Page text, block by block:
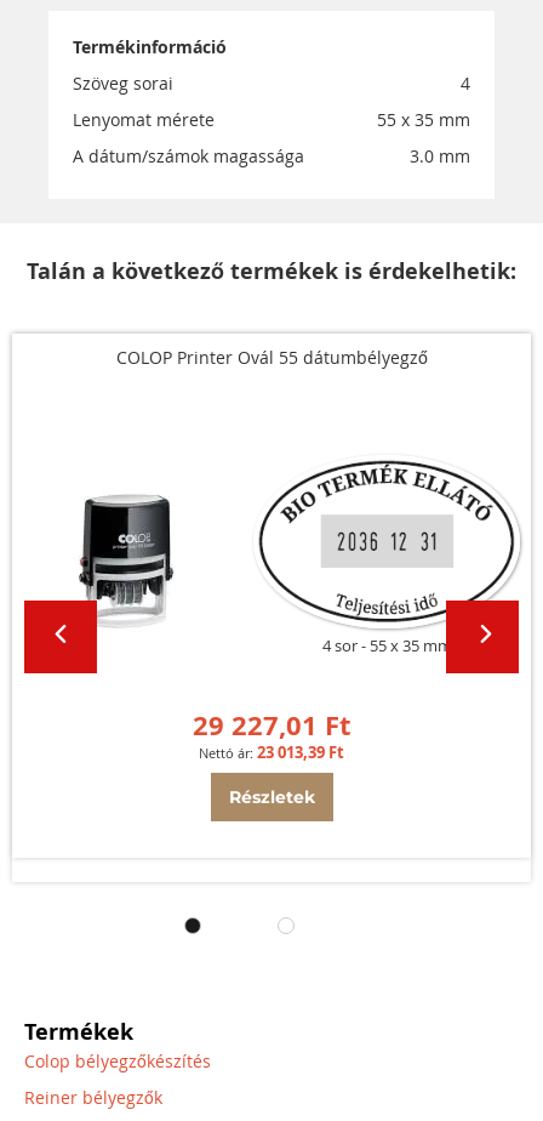
Termékinformáció
Szöveg sorai
4
Lenyomat mérete
55 x 35 mm
A dátum/számok magassága
3.0 mm
Talán a következő termékek is érdekelhetik:
COLOP Printer Ovál 55 dátumbélyegző
4 sor 55 x 35 mm
29 227,01 Ft
23 013,39 Ft
Részletek
Termékek
Colop bélyegzőkészítés
Reiner bélyegzők